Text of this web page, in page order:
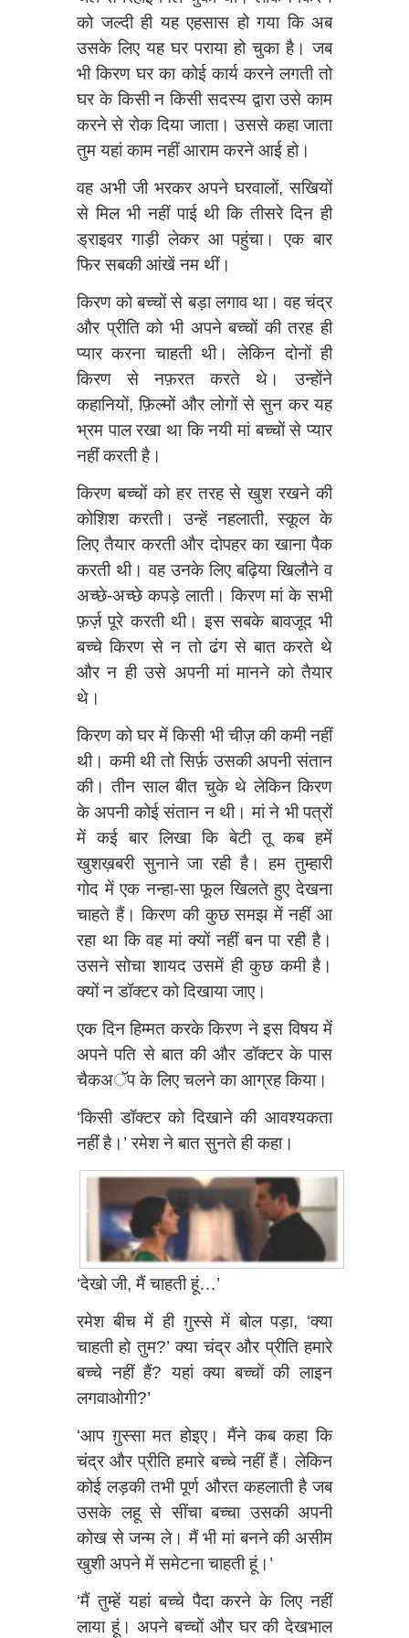
को जल्दी ही यह एहसास हो गया कि अब
उसके लिए यह घर पराया हो चुका है। जब
भी किरण घर का कोई कार्य करने लगती तो
घर के किसी न किसी सदस्य द्वारा उसे काम
करने से रोक दिया जाता। उससे कहा जाता
तुम यहां काम नहीं आराम करने आई हो।
वह अभी जी भरकर अपने घरवालों, सखियों
से मिल भी नहीं पाई थी कि तीसरे दिन ही
ड्राइवर गाड़ी लेकर आ पहुंचा। एक बार
फिर सबकी आंखें नम थीं।
किरण को बच्चों से बड़ा लगाव था। वह चंद्र
और प्रीति को भी अपने बच्चों की तरह ही
प्यार करना चाहती थी। लेकिन दोनों ही
किरण से नफ़रत करते थे। उन्होंने
कहानियों, फ़िल्मों और लोगों से सुन कर यह
भ्रम पाल रखा था कि नयी मां बच्चों से प्यार
नहीं करती है।
किरण बच्चों को हर तरह से खुश रखने की
कोशिश करती। उन्हें नहलाती, स्कूल के
लिए तैयार करती और दोपहर का खाना पैक
करती थी। वह उनके लिए बढ़िया खिलौने व
अच्छे-अच्छे कपड़े लाती। किरण मां के सभी
फ़र्ज़ पूरे करती थी। इस सबके बावजूद भी
बच्चे किरण से न तो ढंग से बात करते थे
और न ही उसे अपनी मां मानने को तैयार
थे।
किरण को घर में किसी भी चीज़ की कमी नहीं
थी। कमी थी तो सिर्फ़ उसकी अपनी संतान
की। तीन साल बीत चुके थे लेकिन किरण
के अपनी कोई संतान न थी। मां ने भी पत्रों
में कई बार लिखा कि बेटी तू कब हमें
खुशख़बरी सुनाने जा रही है। हम तुम्हारी
गोद में एक नन्हा-सा फूल खिलते हुए देखना
चाहते हैं। किरण की कुछ समझ में नहीं आ
रहा था कि वह मां क्यों नहीं बन पा रही है।
उसने सोचा शायद उसमें ही कुछ कमी है।
क्यों न डॉक्टर को दिखाया जाए।
एक दिन हिम्मत करके किरण ने इस विषय में
अपने पति से बात की और डॉक्टर के पास
चैकअॅप के लिए चलने का आग्रह किया।
‘किसी डॉक्टर को दिखाने की आवश्यकता
नहीं है।’ रमेश ने बात सुनते ही कहा।
‘देखो जी, मैं चाहती हूं…’
रमेश बीच में ही ग़ुस्से में बोल पड़ा, ‘क्या
चाहती हो तुम?’ क्या चंद्र और प्रीति हमारे
बच्चे नहीं हैं? यहां क्या बच्चों की लाइन
लगवाओगी?’
‘आप ग़ुस्सा मत होइए। मैंने कब कहा कि
चंद्र और प्रीति हमारे बच्चे नहीं हैं। लेकिन
कोई लड़की तभी पूर्ण औरत कहलाती है जब
उसके लहू से सींचा बच्चा उसकी अपनी
कोख से जन्म ले। मैं भी मां बनने की असीम
खुशी अपने में समेटना चाहती हूं।’
‘मैं तुम्हें यहां बच्चे पैदा करने के लिए नहीं
लाया हूं। अपने बच्चों और घर की देखभाल